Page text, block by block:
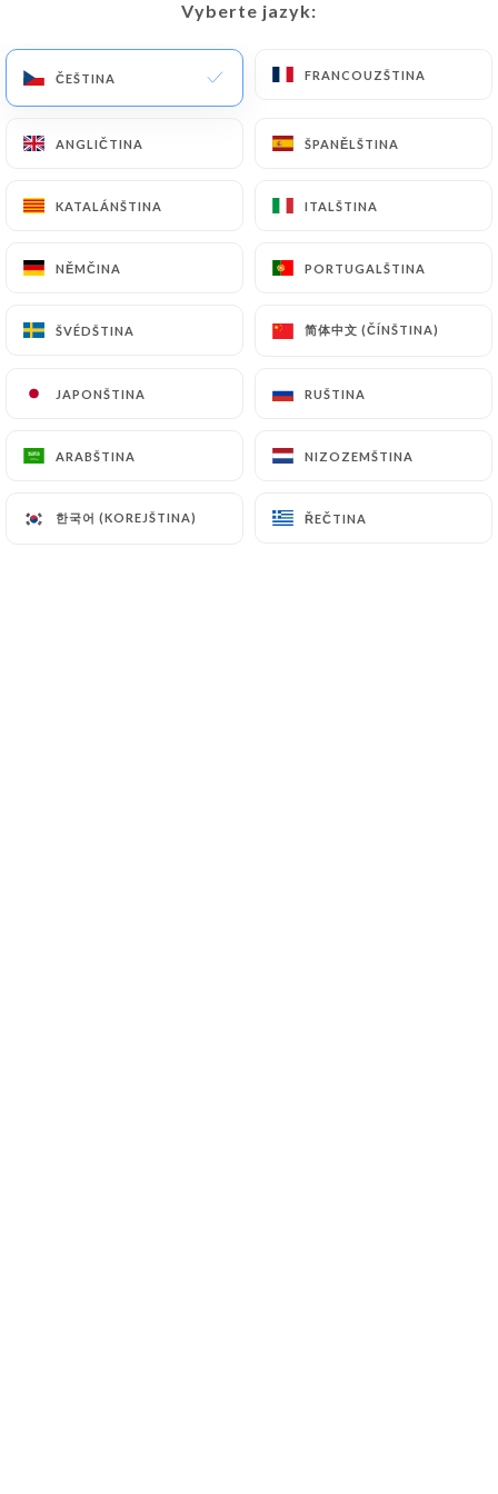
Vyberte jazyk:
ČEŠTINA FRANCOUZŠTINA
ANGLIČTINA ŠPANĚLŠTINA
KATALÁNŠTINA ITALŠTINA
NĚMČINA PORTUGALŠTINA
ŠVÉDŠTINA 简体中文 (ČÍNŠTINA)
JAPONŠTINA RUŠTINA
ARABŠTINA NIZOZEMŠTINA
한국어 (KOREJŠTINA) ŘEČTINA
DOMŮ/KONTAKT
Kontakt
Ciro
43 Rue de la Pompe
Vyberte jazyk:
ČEŠTINA FRANCOUZŠTINA
ANGLIČTINA ŠPANĚLŠTINA
KATALÁNŠTINA ITALŠTINA
NĚMČINA PORTUGALŠTINA
ŠVÉDŠTINA 简体中文 (ČÍNŠTINA)
JAPONŠTINA RUŠTINA
ARABŠTINA NIZOZEMŠTINA
한국어 (KOREJŠTINA) ŘEČTINA